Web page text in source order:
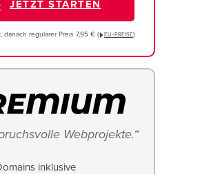
JETZT STARTEN
danach regulärer Preis 7,95 € ( EU−PREISE)
Webprojekte.“
inklusive